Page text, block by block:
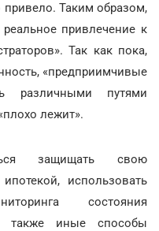
привело. Таким образом,
привлечение к
Так как пока,
«предприимчивые
различными путями
лежит».
защищать свою
использовать
состояния
иные способы